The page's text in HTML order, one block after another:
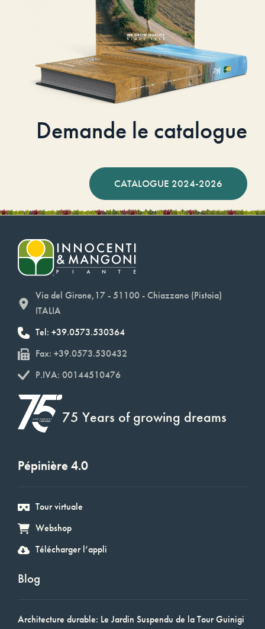
Demande le catalogue
CATALOGUE 2024-2026
Via del Girone,17 - 51100 - Chiazzano (Pistoia)
ITALIA
Tel: +39.0573.530364
Fax: +39.0573.530432
P.IVA: 00144510476
75 Years of growing dreams
Pépinière 4.0
Tour virtuale
Webshop
Télécharger l’appli
Blog
Architecture durable: Le Jardin Suspendu de la Tour Guinigi